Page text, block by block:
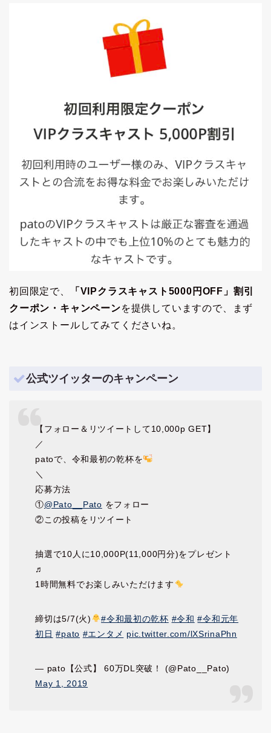
初回限定で、
「VIPクラスキャスト5000円OFF」割引
クーポン・キャンペーンを提供していますので、まず
はインストールしてみてくださいね。
公式ツイッターのキャンペーン
【フォロー＆リツイートして10,000p GET】
／
patoで、令和最初の乾杯を
＼
応募方法
①@Pato__Pato をフォロー
②この投稿をリツイート
抽選で10人に10,000P(11,000円分)をプレゼント
♬
1時間無料でお楽しみいただけます
締切は5/7(火) #令和最初の乾杯 #令和 #令和元年
初日 #pato #エンタメ pic.twitter.com/lXSrinaPhn
— pato【公式】 60万DL突破！ (@Pato__Pato)
May 1, 2019